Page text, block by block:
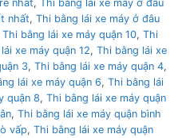
nhất, Thi bằng lái xe máy ở đâu
nhất, Thi bằng lái xe máy ở đâu
Thi bằng lái xe máy quận 10, Thi
xe máy quận 12, Thi bằng lái xe
3, Thi bằng lái xe máy quận 4,
lái xe máy quận 6, Thi bằng lái
quận 8, Thi bằng lái xe máy quận
, Thi bằng lái xe máy quận bình
vấp, Thi bằng lái xe máy quận